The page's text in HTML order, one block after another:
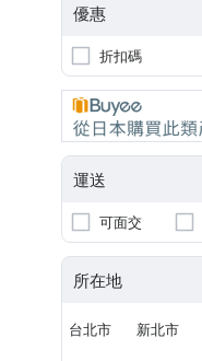
優惠
折扣碼
運送
可面交
所在地
台北市 新北市